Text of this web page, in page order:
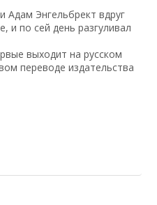
Адам Энгельбрект вдруг
и по сей день разгуливал
выходит на русском
переводе издательства